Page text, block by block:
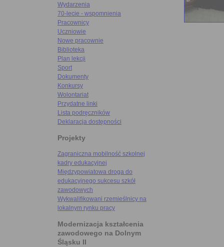
Wydarzenia
70-lecie - wspomnienia
Pracownicy
Uczniowie
Nowe pracownie
Biblioteka
Plan lekcji
Sport
Dokumenty
Konkursy
Wolontariat
Przydatne linki
Lista podręczników
Deklaracja dostępności
Projekty
Zagraniczna mobilność szkolnej
kadry edukacyjnej
Międzypowiatowa droga do
edukacyjnego sukcesu szkół
zawodowych
Wykwalifikowani rzemieślnicy na
lokalnym rynku pracy
Modernizacja kształcenia
zawodowego na Dolnym
Śląsku II